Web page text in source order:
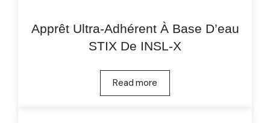
Apprêt Ultra-Adhérent À Base D’eau
STIX De INSL-X
Read more